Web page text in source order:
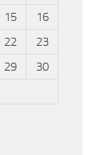
15
16
22
23
29
30